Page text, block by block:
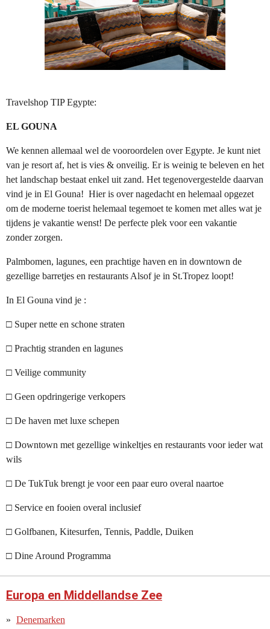
Travelshop TIP Egypte:
EL GOUNA
We kennen allemaal wel de vooroordelen over Egypte. Je kunt niet
van je resort af, het is vies & onveilig. Er is weinig te beleven en het
het landschap bestaat enkel uit zand. Het tegenovergestelde daarvan
vind je in El Gouna! Hier is over nagedacht en helemaal opgezet
om de moderne toerist helemaal tegemoet te komen met alles wat je
tijdens je vakantie wenst! De perfecte plek voor een vakantie
zonder zorgen.
Palmbomen, lagunes, een prachtige haven en in downtown de
gezellige barretjes en restaurants Alsof je in St.Tropez loopt!
In El Gouna vind je :
□ Super nette en schone straten
□ Prachtig stranden en lagunes
□ Veilige community
□ Geen opdringerige verkopers
□ De haven met luxe schepen
□ Downtown met gezellige winkeltjes en restaurants voor ieder wat
wils
□ De TukTuk brengt je voor een paar euro overal naartoe
□ Service en fooien overal inclusief
□ Golfbanen, Kitesurfen, Tennis, Paddle, Duiken
□ Dine Around Programma
Europa en Middellandse Zee
Denemarken